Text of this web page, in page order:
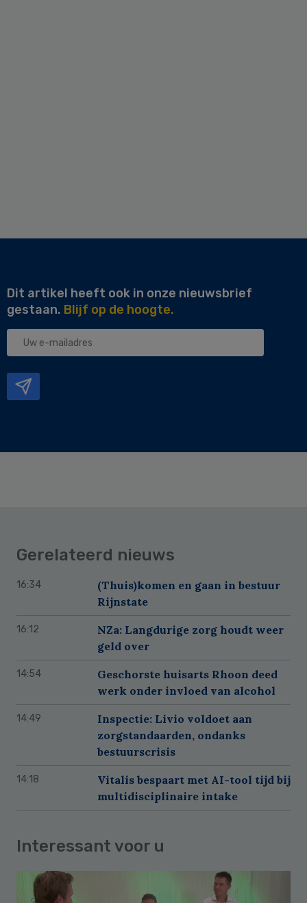
Dit artikel heeft ook in onze nieuwsbrief
gestaan. Blijf op de hoogte.
Uw
Gerelateerd nieuws
16:34
(Thuis)komen en gaan in bestuur
Rijnstate
16:12
NZa: Langdurige zorg houdt weer
geld over
14:54
Geschorste huisarts Rhoon deed
werk onder invloed van alcohol
14:49
Inspectie: Livio voldoet aan
zorgstandaarden, ondanks
bestuurscrisis
14:18
Vitalis bespaart met AI-tool tijd bij
multidisciplinaire intake
Interessant voor u